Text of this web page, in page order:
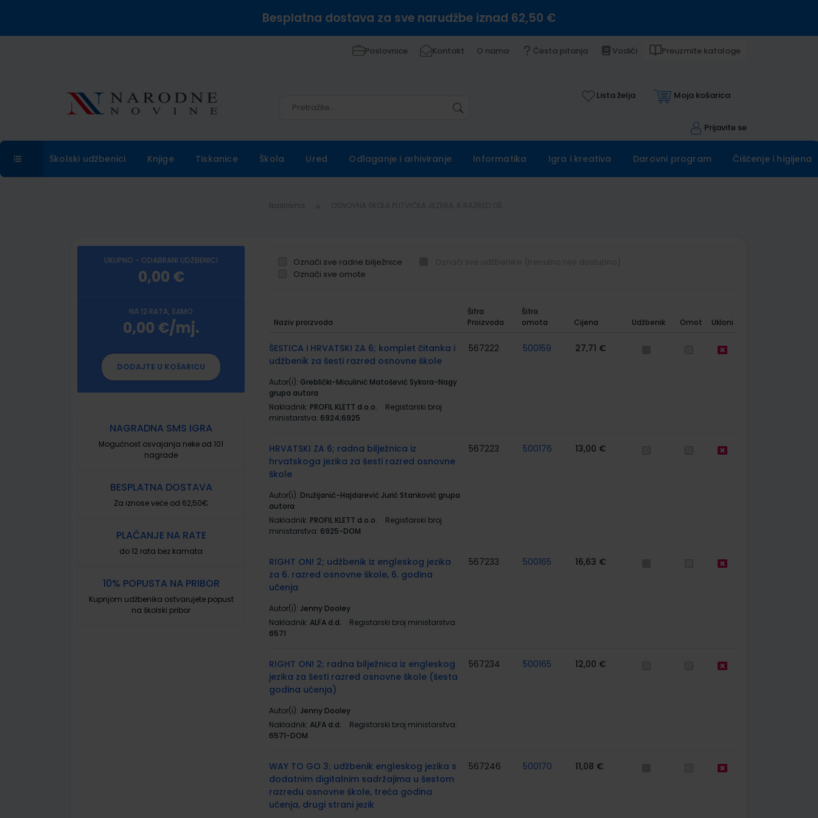
Besplatna dostava za sve narudžbe iznad 62,50 €
Poslovnice Kontakt O nama Česta pitanja Vodiči Preuzmite kataloge
Lista želja Moja košarica
Prijavite se
Školski udžbenici Knjige Tiskanice Škola Ured Odlaganje i arhiviranje Informatika Igra i kreativa Darovni program Čišćenje i higijena
Naslovna
UKUPNO - ODABRANI UDŽBENICI
0,00 €
NA 12 RATA, SAMO
0,00 €/mj.
DODAJTE U KOŠARICU
NAGRADNA SMS IGRA
Mogućnost osvajanja neke od 101
nagrade
BESPLATNA DOSTAVA
Za iznose veće od 62,50€
PLAĆANJE NA RATE
do 12 rata bez kamata
10% POPUSTA NA PRIBOR
Kupnjom udžbenika ostvarujete popust
na školski pribor
Označi sve radne bilježnice
Označi sve omote
proizvodi
Naziv proizvoda
Šifra
Proizvoda
Šifra
omota
Cijena Udžbenik Omot Ukloni
ŠESTICA i HRVATSKI ZA 6; komplet čitanka i
udžbenik za šesti razred osnovne škole
Autor(i): Greblički-Miculinić Matošević Sykora-Nagy
grupa autora
Nakladnik: PROFIL KLETT d.o.o.
Registarski broj
ministarstva: 6924;6925
567222 500159 27,71 €
HRVATSKI ZA 6; radna bilježnica iz
hrvatskoga jezika za šesti razred osnovne
škole
Autor(i): Družijanić-Hajdarević Jurić Stanković grupa
autora
Nakladnik: PROFIL KLETT d.o.o.
Registarski broj
ministarstva: 6925-DOM
567223 500176 13,00 €
RIGHT ON! 2; udžbenik iz engleskog jezika
za 6. razred osnovne škole, 6. godina
učenja
Autor(i): Jenny Dooley
Nakladnik: ALFA d.d.
Registarski broj ministarstva:
6571
567233 500165 16,63 €
RIGHT ON! 2; radna bilježnica iz engleskog
jezika za šesti razred osnovne škole (šesta
godina učenja)
Autor(i): Jenny Dooley
Nakladnik: ALFA d.d.
Registarski broj ministarstva:
6571-DOM
567234 500165 12,00 €
WAY TO GO 3; udžbenik engleskog jezika s
dodatnim digitalnim sadržajima u šestom
razredu osnovne škole, treća godina
učenja, drugi strani jezik
567246 500170 11,08 €